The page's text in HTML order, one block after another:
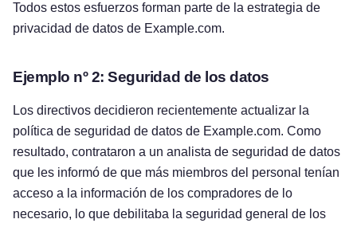
Todos estos esfuerzos forman parte de la estrategia de
privacidad de datos de Example.com.
Ejemplo nº 2: Seguridad de los datos
Los directivos decidieron recientemente actualizar la
política de seguridad de datos de Example.com. Como
resultado, contrataron a un analista de seguridad de datos
que les informó de que más miembros del personal tenían
acceso a la información de los compradores de lo
necesario, lo que debilitaba la seguridad general de los